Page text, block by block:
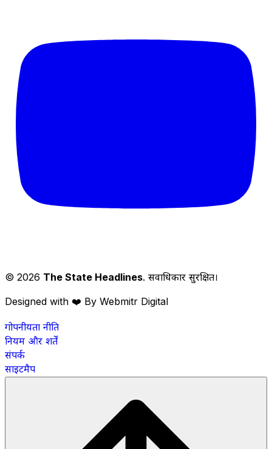
© 2026 The State Headlines. सर्वाधिकार सुरक्षित।
Designed with ❤️ By Webmitr Digital
गोपनीयता नीति
नियम और शर्तें
संपर्क
साइटमैप